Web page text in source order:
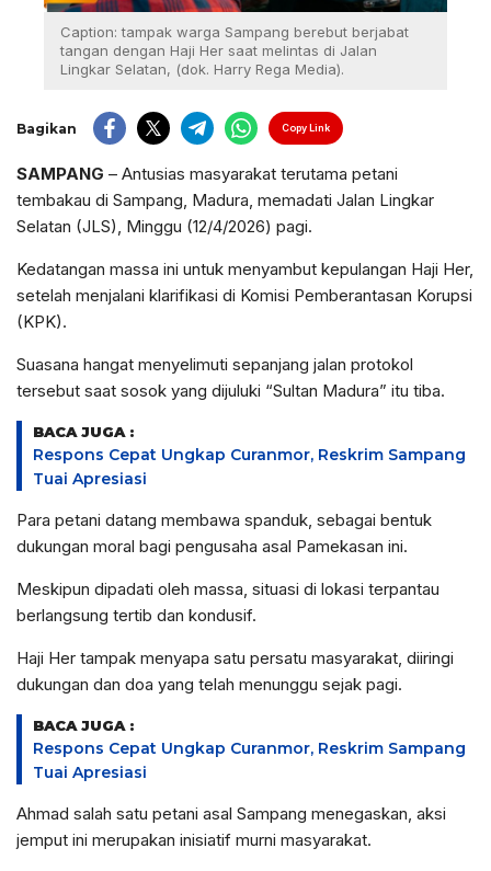
Caption: tampak warga Sampang berebut berjabat
tangan dengan Haji Her saat melintas di Jalan
Lingkar Selatan, (dok. Harry Rega Media).
Bagikan Copy Link
SAMPANG – Antusias masyarakat terutama petani
tembakau di Sampang, Madura, memadati Jalan Lingkar
Selatan (JLS), Minggu (12/4/2026) pagi.
Kedatangan massa ini untuk menyambut kepulangan Haji Her,
setelah menjalani klarifikasi di Komisi Pemberantasan Korupsi
(KPK).
Suasana hangat menyelimuti sepanjang jalan protokol
tersebut saat sosok yang dijuluki “Sultan Madura” itu tiba.
BACA JUGA :
Respons Cepat Ungkap Curanmor, Reskrim Sampang
Tuai Apresiasi
Para petani datang membawa spanduk, sebagai bentuk
dukungan moral bagi pengusaha asal Pamekasan ini.
Meskipun dipadati oleh massa, situasi di lokasi terpantau
berlangsung tertib dan kondusif.
Haji Her tampak menyapa satu persatu masyarakat, diiringi
dukungan dan doa yang telah menunggu sejak pagi.
BACA JUGA :
Respons Cepat Ungkap Curanmor, Reskrim Sampang
Tuai Apresiasi
Ahmad salah satu petani asal Sampang menegaskan, aksi
jemput ini merupakan inisiatif murni masyarakat.